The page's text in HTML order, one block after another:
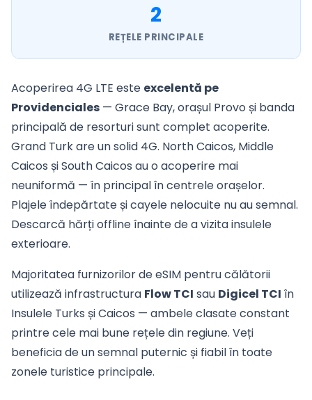
2
REȚELE PRINCIPALE
Acoperirea 4G LTE este excelentă pe
Providenciales — Grace Bay, orașul Provo și banda
principală de resorturi sunt complet acoperite.
Grand Turk are un solid 4G. North Caicos, Middle
Caicos și South Caicos au o acoperire mai
neuniformă — în principal în centrele orașelor.
Plajele îndepărtate și cayele nelocuite nu au semnal.
Descarcă hărți offline înainte de a vizita insulele
exterioare.
Majoritatea furnizorilor de eSIM pentru călătorii
utilizează infrastructura Flow TCI sau Digicel TCI în
Insulele Turks și Caicos — ambele clasate constant
printre cele mai bune rețele din regiune. Veți
beneficia de un semnal puternic și fiabil în toate
zonele turistice principale.